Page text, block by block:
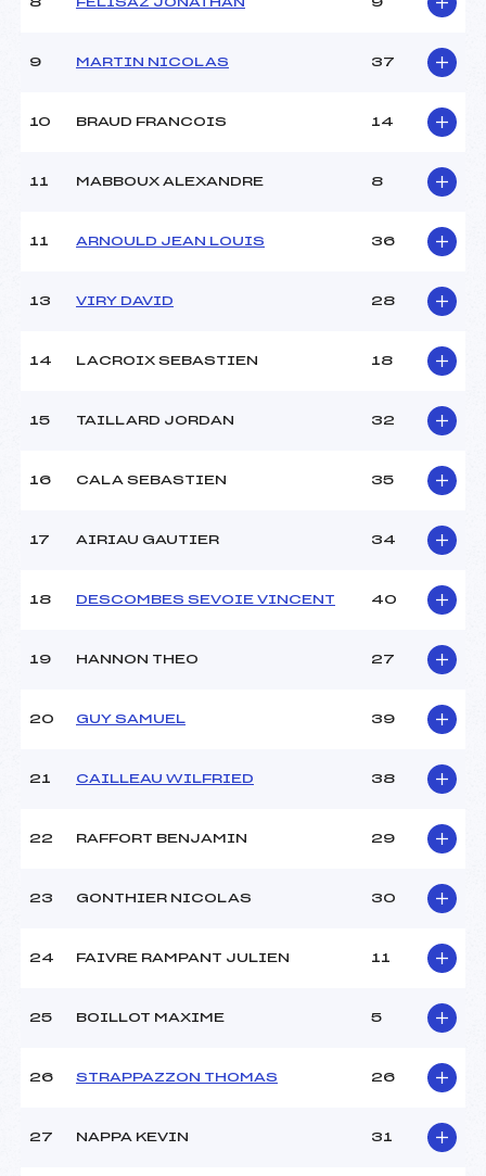
8 FELISAZ JONATHAN 9
9 MARTIN NICOLAS 37
10 BRAUD FRANCOIS 14
11 MABBOUX ALEXANDRE 8
11 ARNOULD JEAN LOUIS 36
13 VIRY DAVID 28
14 LACROIX SEBASTIEN 18
15 TAILLARD JORDAN 32
16 CALA SEBASTIEN 35
17 AIRIAU GAUTIER 34
18 DESCOMBES SEVOIE VINCENT 40
19 HANNON THEO 27
20 GUY SAMUEL 39
21 CAILLEAU WILFRIED 38
22 RAFFORT BENJAMIN 29
23 GONTHIER NICOLAS 30
24 FAIVRE RAMPANT JULIEN 11
25 BOILLOT MAXIME 5
26 STRAPPAZZON THOMAS 26
27 NAPPA KEVIN 31